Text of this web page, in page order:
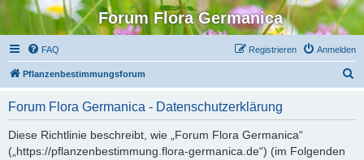
Forum Flora Germanica
FAQ Anmelden
Registrieren
Pflanzenbestimmungsforum
Forum Flora Germanica - Datenschutzerklärung
Diese Richtlinie beschreibt, wie „Forum Flora Germanica“
(„https://pflanzenbestimmung.flora-germanica.de“) (im Folgenden